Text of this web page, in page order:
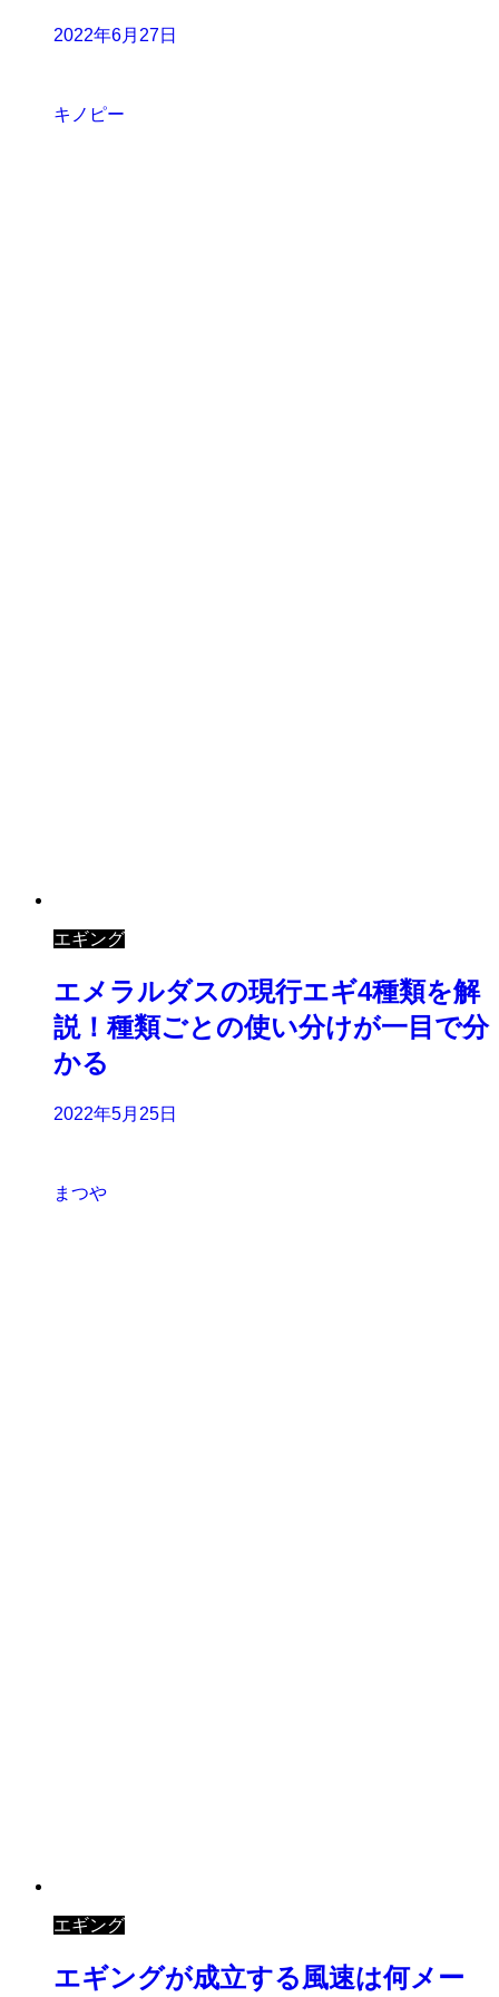
2022年6月27日
キノピー
エギング
エメラルダスの現行エギ4種類を解
説！種類ごとの使い分けが一目で分
かる
2022年5月25日
まつや
エギング
エギングが成立する風速は何メー